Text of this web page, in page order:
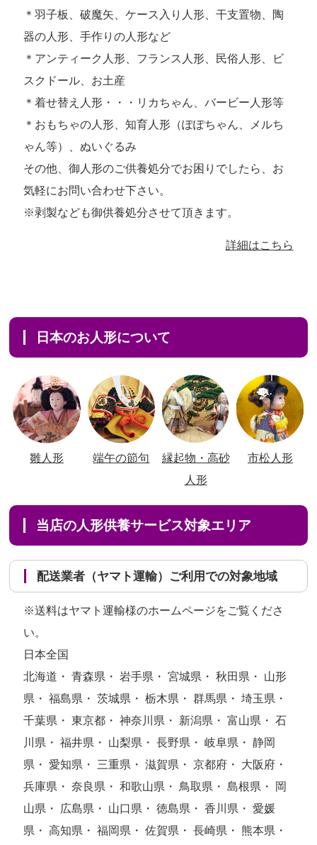
＊羽子板、破魔矢、ケース入り人形、干支置物、陶
器の人形、手作りの人形など
＊アンティーク人形、フランス人形、民俗人形、ビ
スクドール、お土産
＊着せ替え人形・・・リカちゃん、バービー人形等
＊おもちゃの人形、知育人形（ぽぽちゃん、メルち
ゃん等）、ぬいぐるみ
その他、御人形のご供養処分でお困りでしたら、お
気軽にお問い合わせ下さい。
※剥製なども御供養処分させて頂きます。
詳細はこちら
日本のお人形について
雛人形 端午の節句
縁起物・高砂
人形
市松人形
当店の人形供養サービス対象エリア
配送業者（ヤマト運輸）ご利用での対象地域
※送料はヤマト運輸様のホームページをご覧くださ
い。
日本全国
北海道・ 青森県・ 岩手県・ 宮城県・ 秋田県・ 山形
県・ 福島県・ 茨城県・ 栃木県・ 群馬県・ 埼玉県・
千葉県・ 東京都・ 神奈川県・ 新潟県・ 富山県・ 石
川県・ 福井県・ 山梨県・ 長野県・ 岐阜県・ 静岡
県・ 愛知県・ 三重県・ 滋賀県・ 京都府・ 大阪府・
兵庫県・ 奈良県・ 和歌山県・ 鳥取県・ 島根県・ 岡
山県・ 広島県・ 山口県・ 徳島県・ 香川県・ 愛媛
県・ 高知県・ 福岡県・ 佐賀県・ 長崎県・ 熊本県・